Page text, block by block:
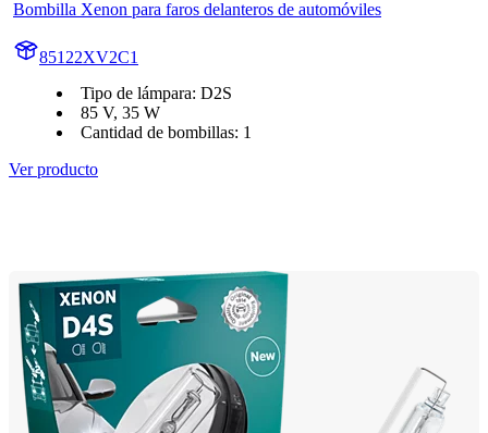
Bombilla Xenon para faros delanteros de automóviles
85122XV2C1
Tipo de lámpara: D2S
85 V, 35 W
Cantidad de bombillas: 1
Ver producto